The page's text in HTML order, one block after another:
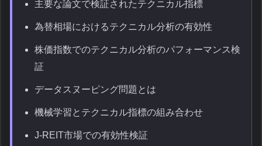
主要な論文で検証されたテクニカル指標
為替相場におけるテクニカル分析の有効性
株価指数でのテクニカル分析のパフォーマンス検
証
データスヌーピング問題とは
機械学習とテクニカル指標の組み合わせ
J-REIT市場での有効性検証